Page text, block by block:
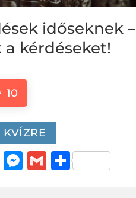
időseknek –
kérdéseket!
10
Pinterest
Messenger
GmailOssza